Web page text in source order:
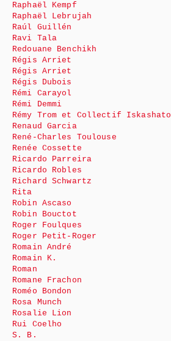
Raphaël Kempf
Raphaël Lebrujah
Raúl Guillén
Ravi Tala
Redouane Benchikh
Régis Arriet
Régis Arriet
Régis Dubois
Rémi Carayol
Rémi Demmi
Rémy Trom et Collectif Iskashato
Renaud Garcia
René-Charles Toulouse
Renée Cossette
Ricardo Parreira
Ricardo Robles
Richard Schwartz
Rita
Robin Ascaso
Robin Bouctot
Roger Foulques
Roger Petit-Roger
Romain André
Romain K.
Roman
Romane Frachon
Roméo Bondon
Rosa Munch
Rosalie Lion
Rui Coelho
S. B.